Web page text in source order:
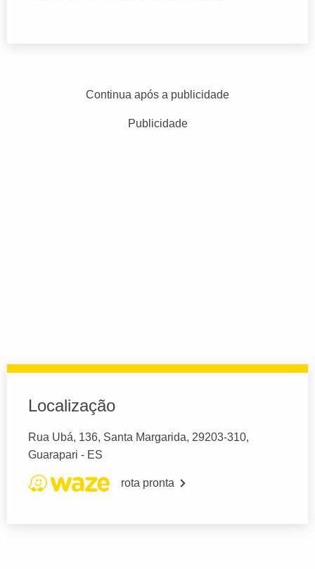
Continua após a publicidade
Publicidade
Localização
Rua Ubá, 136, Santa Margarida, 29203-310,
Guarapari - ES
rota pronta